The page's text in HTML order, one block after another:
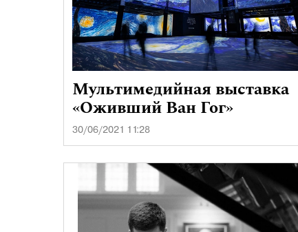
Мультимедийная выставка
«Оживший Ван Гог»
30/06/2021 11:28